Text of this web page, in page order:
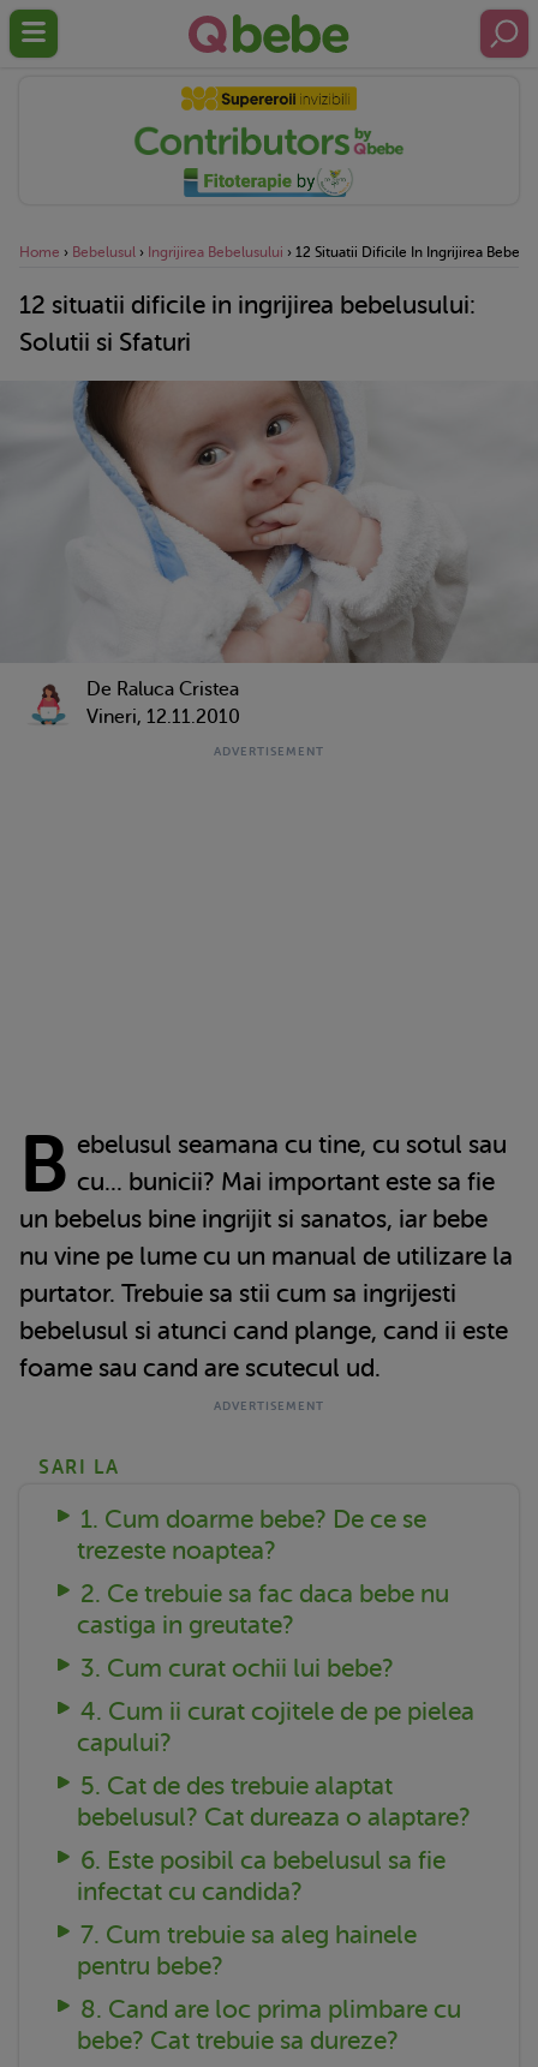
Home › Bebelusul › Ingrijirea Bebelusului › 12 Situatii Dificile In Ingrijirea
12 situatii dificile in ingrijirea bebelusului:
Solutii si Sfaturi
De Raluca Cristea
Vineri, 12.11.2010
B ebelusul seamana cu tine, cu sotul sau
cu... bunicii? Mai important este sa fie
un bebelus bine ingrijit si sanatos, iar bebe
nu vine pe lume cu un manual de utilizare la
purtator. Trebuie sa stii cum sa ingrijesti
bebelusul si atunci cand plange, cand ii este
foame sau cand are scutecul ud.
SARI LA
1. Cum doarme bebe? De ce se
trezeste noaptea?
2. Ce trebuie sa fac daca bebe nu
castiga in greutate?
3. Cum curat ochii lui bebe?
4. Cum ii curat cojitele de pe pielea
capului?
5. Cat de des trebuie alaptat
bebelusul? Cat dureaza o alaptare?
6. Este posibil ca bebelusul sa fie
infectat cu candida?
7. Cum trebuie sa aleg hainele
pentru bebe?
8. Cand are loc prima plimbare cu
bebe? Cat trebuie sa dureze?